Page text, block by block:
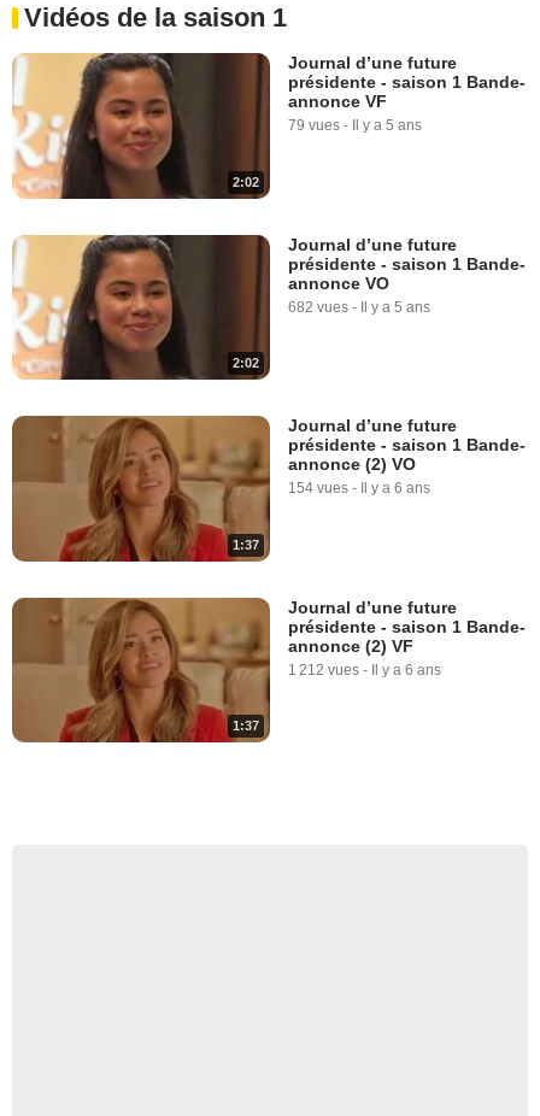
Vidéos de la saison 1
2:02
Journal d’une future
présidente - saison 1 Bande-
annonce VF
79 vues - Il y a 5 ans
2:02
Journal d’une future
présidente - saison 1 Bande-
annonce VO
682 vues - Il y a 5 ans
1:37
Journal d’une future
présidente - saison 1 Bande-
annonce (2) VO
154 vues - Il y a 6 ans
1:37
Journal d’une future
présidente - saison 1 Bande-
annonce (2) VF
1 212 vues - Il y a 6 ans